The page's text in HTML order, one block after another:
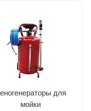
для
мойки